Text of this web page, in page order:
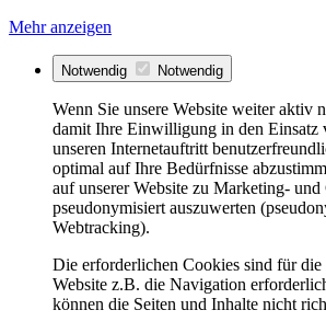
Mehr anzeigen
Notwendig Notwendig
Wenn Sie unsere Website weiter aktiv
damit Ihre Einwilligung in den Einsatz
unseren Internetauftritt
optimal auf Ihre Bedürfnisse
auf unserer Website zu Marketing-
pseudonymisiert auszuwerten
Webtracking).
Die erforderlichen Cookies sind für
Website z.B. die Navigation
können die Seiten und Inhalte nicht